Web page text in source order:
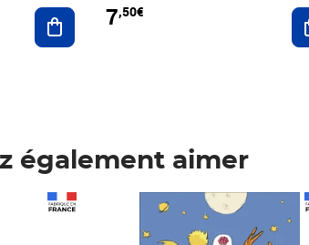
Ajouter au panier
7,50€
également aimer
Prix 7,50€